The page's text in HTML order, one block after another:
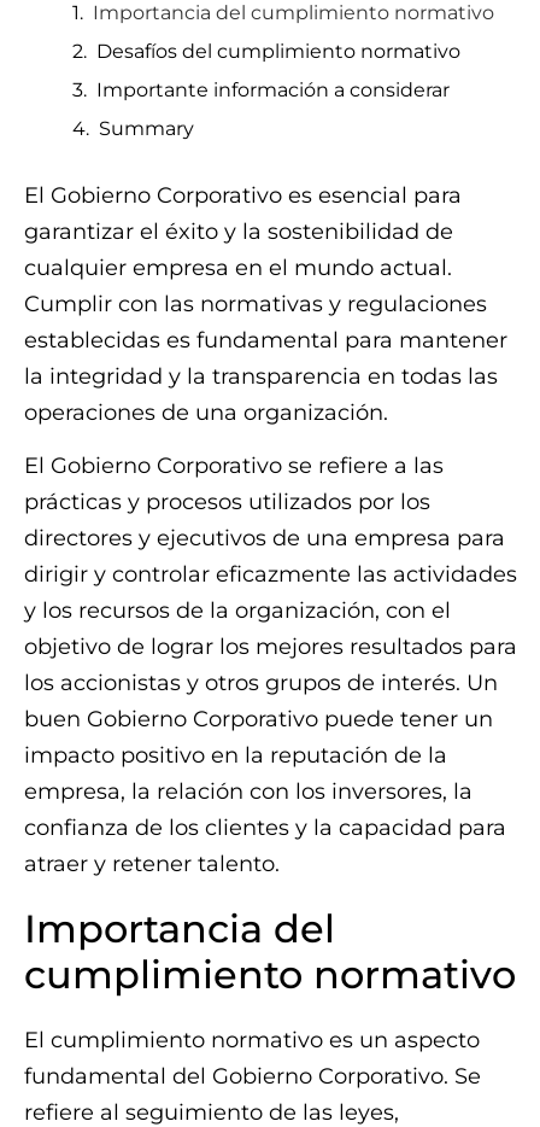
Importancia del cumplimiento normativo
Desafíos del cumplimiento normativo
Importante información a considerar
Summary
El Gobierno Corporativo es esencial para
garantizar el éxito y la sostenibilidad de
cualquier empresa en el mundo actual.
Cumplir con las normativas y regulaciones
establecidas es fundamental para mantener
la integridad y la transparencia en todas las
operaciones de una organización.
El Gobierno Corporativo se refiere a las
prácticas y procesos utilizados por los
directores y ejecutivos de una empresa para
dirigir y controlar eficazmente las actividades
y los recursos de la organización, con el
objetivo de lograr los mejores resultados para
los accionistas y otros grupos de interés. Un
buen Gobierno Corporativo puede tener un
impacto positivo en la reputación de la
empresa, la relación con los inversores, la
confianza de los clientes y la capacidad para
atraer y retener talento.
Importancia del
cumplimiento normativo
El cumplimiento normativo es un aspecto
fundamental del Gobierno Corporativo. Se
refiere al seguimiento de las leyes,